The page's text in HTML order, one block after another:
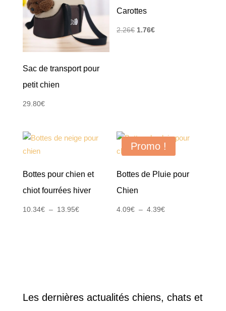
Sac de transport pour
petit chien
29.80€
Carottes
2.26€ Le
1.76€Le
Bottes pour chien et
chiot fourrées hiver
10.34€ – 13.95€Plage
Promo !
Bottes de Pluie pour
Chien
4.09€ – 4.39€Plage
Les dernières actualités chiens, chats et